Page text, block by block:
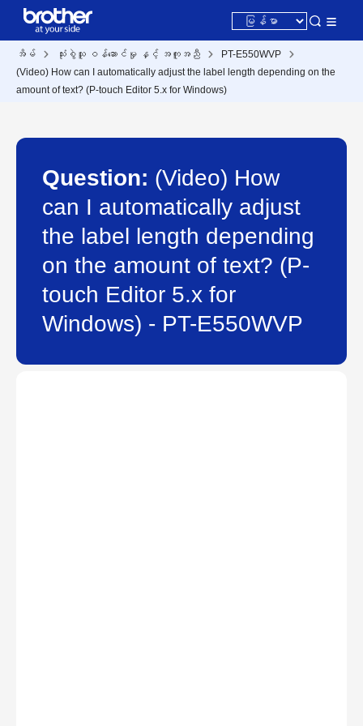
အိမ် သုံးစွဲသူ ဝန်ဆောင်မှု နှင့် အကူအညီ
PT-E550WVP
(Video) How can I automatically adjust the label length depending on the
amount of text? (P-touch Editor 5.x for Windows)
Question: (Video) How
can I automatically adjust
the label length depending
on the amount of text? (P-
touch Editor 5.x for
Windows) - PT-E550WVP